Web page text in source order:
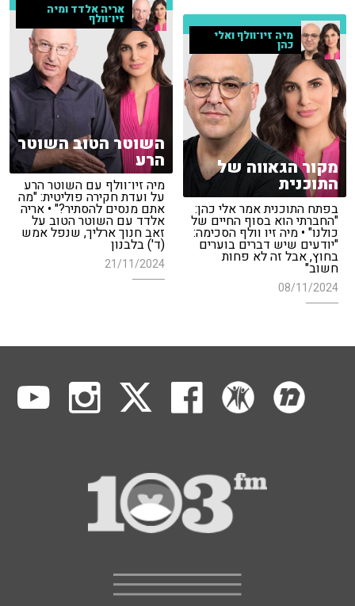
אריה אלדד ומיה
זיו־וולף
השוטר הטוב השוטר
הרע
מיה זיו־וולף עם השוטר הרע
על ועדת חקירה פוליטית: "מה
אתם מנסים להסתיר?" • אריה
אלדד עם השוטר הטוב על
זאב חנוך ארליך, שנפל אמש
(ד') בלבנון
21/11/2024
מיה זיו־וולף ואלי
כהן
מקור הגאווה של
התוכנית
בפתח התוכנית אמר אלי כהן:
"החברתי הוא בסוף החיים של
כולנו" • מיה זיו וולף הסכימה:
"יודעים שיש דברים בוערים
בחוץ, אבל זה לא פחות
חשוב"
08/11/2024